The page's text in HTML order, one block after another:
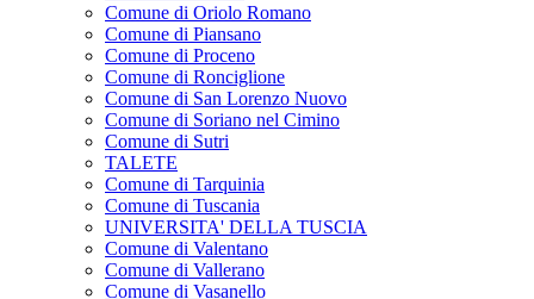
Comune di Oriolo Romano
Comune di Piansano
Comune di Proceno
Comune di Ronciglione
Comune di San Lorenzo Nuovo
Comune di Soriano nel Cimino
Comune di Sutri
TALETE
Comune di Tarquinia
Comune di Tuscania
UNIVERSITA' DELLA TUSCIA
Comune di Valentano
Comune di Vallerano
Comune di Vasanello